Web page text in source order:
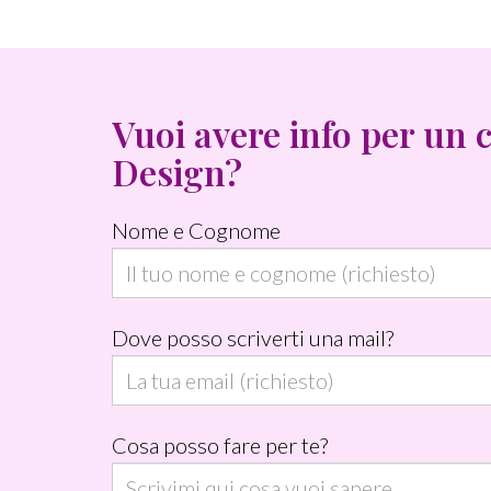
Vuoi avere info per un
Design?
Nome e Cognome
Dove posso scriverti una mail?
Cosa posso fare per te?